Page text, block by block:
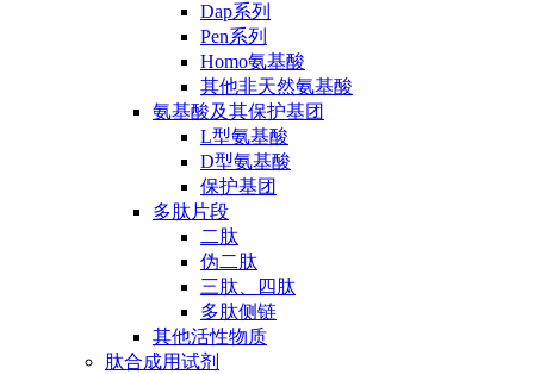
Dap系列
Pen系列
Homo氨基酸
其他非天然氨基酸
氨基酸及其保护基团
L型氨基酸
D型氨基酸
保护基团
多肽片段
二肽
伪二肽
三肽、四肽
多肽侧链
其他活性物质
肽合成用试剂